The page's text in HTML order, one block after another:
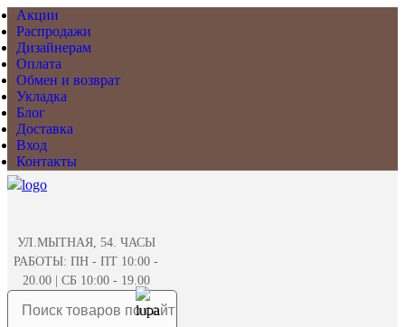
Акции
Распродажи
Дизайнерам
Оплата
Обмен и возврат
Укладка
Блог
Доставка
Вход
Контакты
УЛ.МЫТНАЯ, 54. ЧАСЫ
РАБОТЫ: ПН - ПТ 10:00 -
20.00 | СБ 10:00 - 19.00